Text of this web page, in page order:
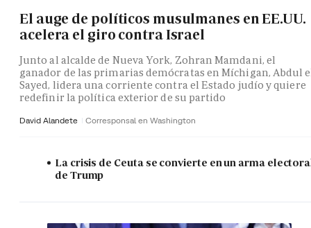
El auge de políticos musulmanes en EE.UU.
acelera el giro contra Israel
Junto al alcalde de Nueva York, Zohran Mamdani, el
ganador de las primarias demócratas en Míchigan, Abdul
Sayed, lidera una corriente contra el Estado judío y quiere
redefinir la política exterior de su partido
David Alandete Corresponsal en Washington
La crisis de Ceuta se convierte en un arma
de Trump